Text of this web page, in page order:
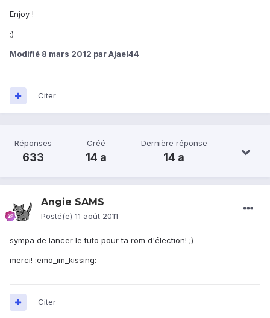
Enjoy !
;)
Modifié 8 mars 2012 par Ajael44
Citer
Réponses
633
Créé
14 a
Dernière réponse
14 a
Angie SAMS
Posté(e) 11 août 2011
sympa de lancer le tuto pour ta rom d'élection! ;)
merci! :emo_im_kissing:
Citer